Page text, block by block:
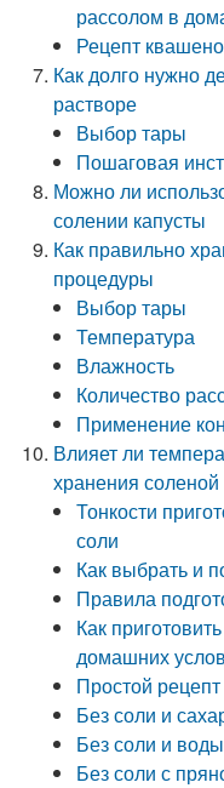
рассолом в
Рецепт
Как долго нужно
растворе
Выбор тары
Пошаговая
Можно ли
солении капусты
Как правильно
процедуры
Выбор тары
Температура
Влажность
Количество
Применение
Влияет ли
хранения соленой
Тонкости
соли
Как выбрать и
Правила
Как
домашних
Простой рецепт
Без соли и
Без соли и воды
Без соли с